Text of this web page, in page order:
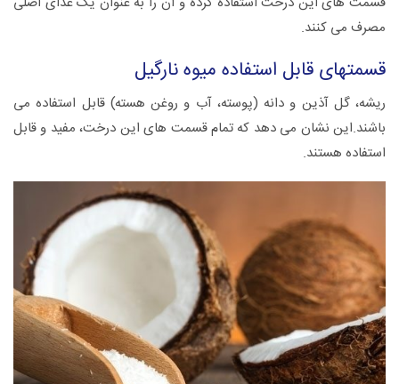
مصرف می کنند.
قسمت‏های قابل استفاده میوه نارگیل
ریشه، گل آذین و دانه (پوسته، آب و روغن هسته) قابل استفاده می
‏باشند.این نشان می دهد که تمام قسمت های این درخت، مفید و قابل
استفاده هستند.